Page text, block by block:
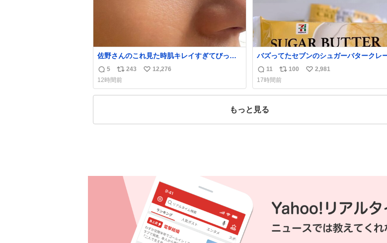
佐野さんのこれ見た時肌キレイすぎてびっく
りしたし、やはりアイドルって体型･肌管理す
ごすぎる
返
信
数
5
リ
ポ
ス
243
い
ね
12,276
12時間前
バズってたセブンのシュガーバタークレ
うますぎて7NOWで買い溜め🛒💭
返
信
数
11
リ
ポ
ス
100
い
ね
2,981
17時間前
もっと見る